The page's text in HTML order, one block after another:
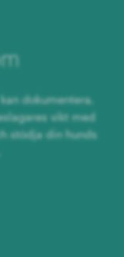
dokumentera,
vikt med
stödja din hunds